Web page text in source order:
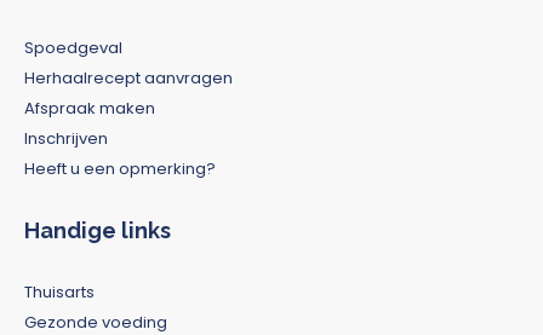
Spoedgeval
Herhaalrecept aanvragen
Afspraak maken
Inschrijven
Heeft u een opmerking?
Handige links
Thuisarts
Gezonde voeding